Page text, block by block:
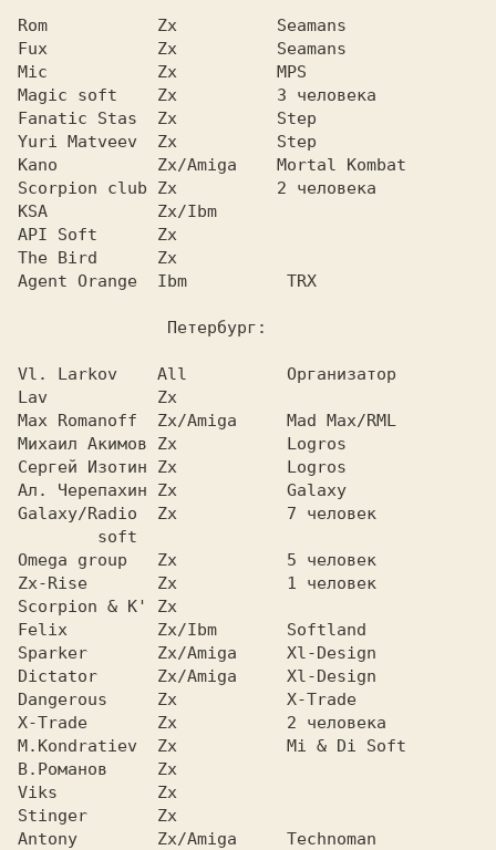
Rom           Zx          Seamans
Fux           Zx          Seamans
Mic           Zx          MPS
Magic soft    Zx          3 человека
Fanatic Stas  Zx          Step
Yuri Matveev  Zx          Step
Kano          Zx/Amiga    Mortal Kombat
Scorpion club Zx          2 человека
KSA           Zx/Ibm
API Soft      Zx
The Bird      Zx
Agent Orange  Ibm          TRX
Vl. Larkov    All          Организатор
Lav           Zx
Max Romanoff  Zx/Amiga     Mad Max/RML
Михаил Акимов Zx           Logros
Сергей Изотин Zx           Logros
Ал. Черепахин Zx           Galaxy
Galaxy/Radio  Zx           7 человек
Omega group   Zx           5 человек
Zx-Rise       Zx           1 человек
Scorpion & K' Zx
Felix         Zx/Ibm       Softland
Sparker       Zx/Amiga     Xl-Design
Dictator      Zx/Amiga     Xl-Design
Dangerous     Zx           X-Trade
X-Trade       Zx           2 человека
M.Kondratiev  Zx           Mi & Di Soft
В.Романов     Zx
Viks          Zx
Stinger       Zx
Antony        Zx/Amiga     Technoman